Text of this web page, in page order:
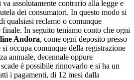
assolutamente contrario alla legge e
dei consumatori. In questo modo si
qualsiasi reclamo o comunque
In seguito teniamo conto che ogni
Andora, come ogni deposito presso
occupa comunque della registrazione
annuale, decennale oppure
è possibile rinnovarlo e si ha un
i pagamenti, di 12 mesi dalla